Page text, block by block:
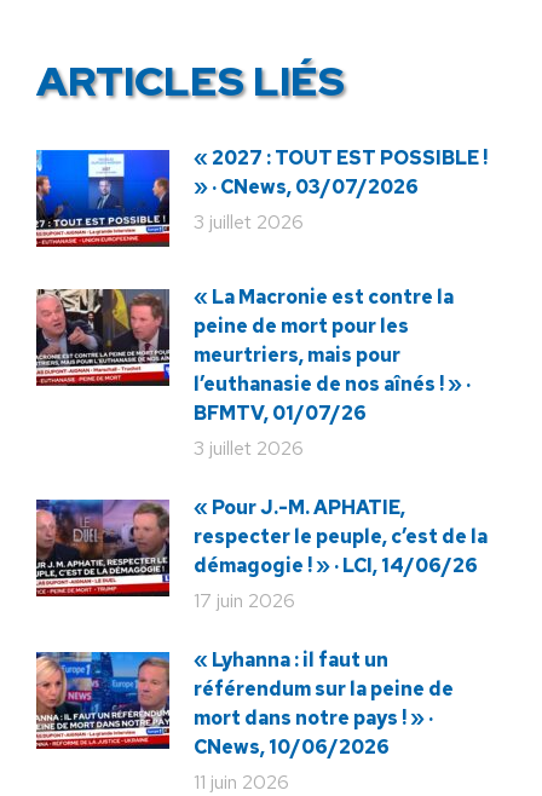
ARTICLES LIÉS
« 2027 : TOUT EST POSSIBLE !
» · CNews, 03/07/2026
3 juillet 2026
« La Macronie est contre la
peine de mort pour les
meurtriers, mais pour
l’euthanasie de nos aînés ! » ·
BFMTV, 01/07/26
3 juillet 2026
« Pour J.-M. APHATIE,
respecter le peuple, c’est de la
démagogie ! » · LCI, 14/06/26
17 juin 2026
« Lyhanna : il faut un
référendum sur la peine de
mort dans notre pays ! » ·
CNews, 10/06/2026
11 juin 2026